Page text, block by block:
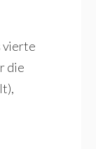
vierte
die